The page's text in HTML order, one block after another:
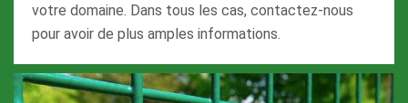
votre domaine. Dans tous les cas, contactez-nous
pour avoir de plus amples informations.